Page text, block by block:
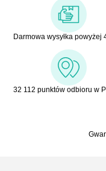
Darmowa wysyłka powyżej
32 112 punktów odbioru w